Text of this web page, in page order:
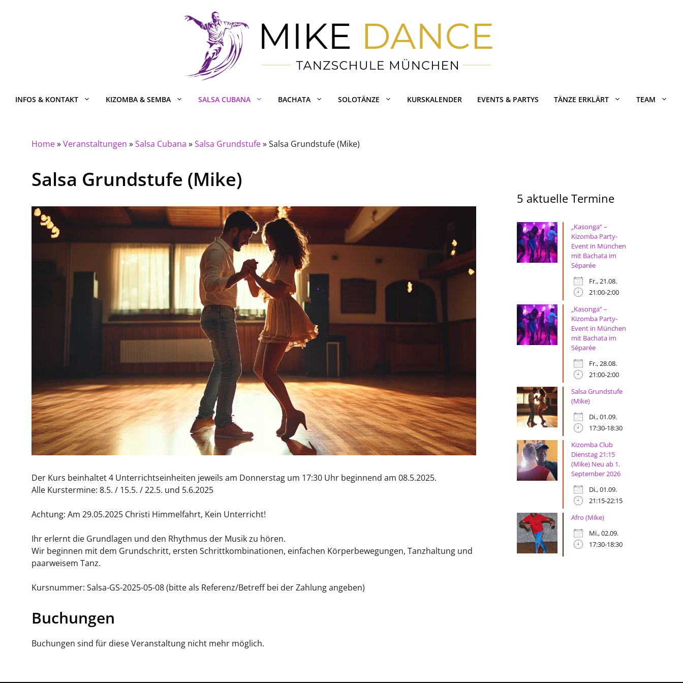
INFOS & KONTAKT KIZOMBA & SEMBA SALSA CUBANA BACHATA SOLOTÄNZE KURSKALENDER EVENTS & PARTYS TÄNZE ERKLÄRT TEAM
Home»Veranstaltungen »Salsa Cubana »Salsa Grundstufe»Salsa Grundstufe (Mike)
Salsa Grundstufe (Mike)
Der Kurs beinhaltet 4 Unterrichtseinheiten jeweils am Donnerstag um 17:30 Uhr beginnend am 08.5.2025.
Alle Kurstermine: 8.5. / 15.5. / 22.5. und 5.6.2025
Achtung: Am 29.05.2025 Christi Himmelfahrt, Kein Unterricht!
Ihr erlernt die Grundlagen und den Rhythmus der Musik zu hören.
Wir beginnen mit dem Grundschritt, ersten Schrittkombinationen, einfachen Körperbewegungen, Tanzhaltung und
paarweisem Tanz.
Kursnummer: Salsa-GS-2025-05-08 (bitte als Referenz/Betreff bei der Zahlung angeben)
Buchungen
Buchungen sind für diese Veranstaltung nicht mehr möglich.
5 aktuelle Termine
„Kasonga“ –
Kizomba Party-
Event in München
mit Bachata im
Séparée
Fr., 21.08.
21:00-2:00
„Kasonga“ –
Kizomba Party-
Event in München
mit Bachata im
Séparée
Fr., 28.08.
21:00-2:00
Salsa Grundstufe
(Mike)
Di., 01.09.
17:30-18:30
Kizomba Club
Dienstag 21:15
(Mike) Neu ab 1.
September 2026
Di., 01.09.
21:15-22:15
Afro (Mike)
Mi., 02.09.
17:30-18:30